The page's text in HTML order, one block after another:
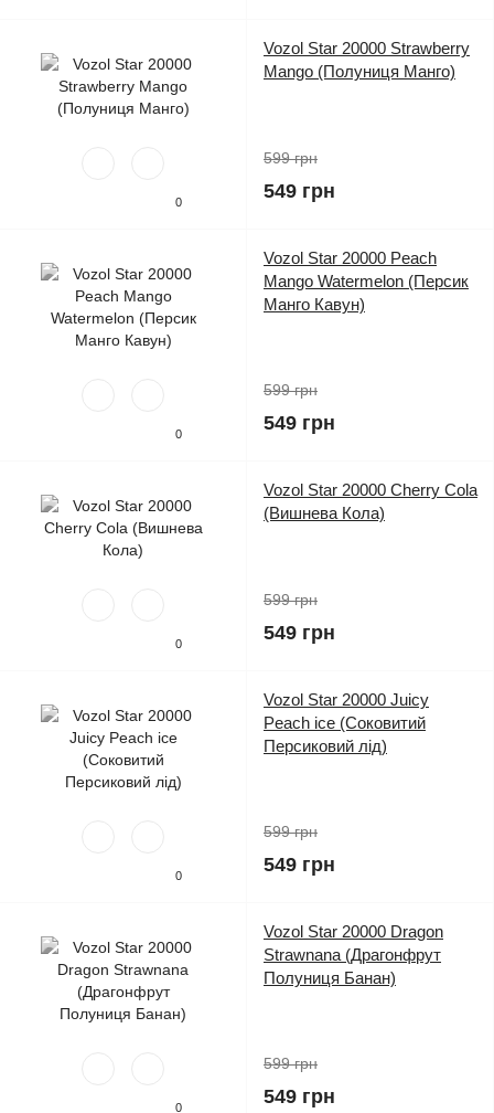
0
Vozol Star 20000 Strawberry
Mango (Полуниця Манго)
599 грн
549 грн
0
Vozol Star 20000 Peach
Mango Watermelon (Персик
Манго Кавун)
599 грн
549 грн
0
Vozol Star 20000 Cherry Cola
(Вишнева Кола)
599 грн
549 грн
0
Vozol Star 20000 Juicy
Peach ice (Соковитий
Персиковий лід)
599 грн
549 грн
0
Vozol Star 20000 Dragon
Strawnana (Драгонфрут
Полуниця Банан)
599 грн
549 грн